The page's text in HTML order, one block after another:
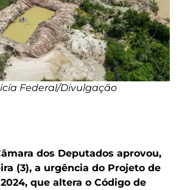
Federal/Divulgação
dos Deputados aprovou,
(3), a urgência do Projeto de
que altera o Código de